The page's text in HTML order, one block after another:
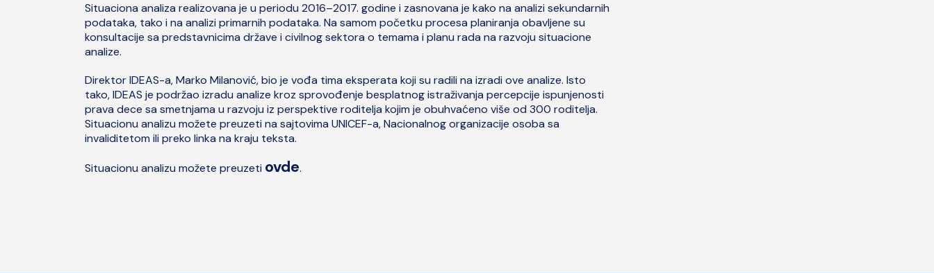
Situaciona analiza realizovana je u periodu 2016–2017. godine i zasnovana je kako na analizi sekundarnih
podataka, tako i na analizi primarnih podataka. Na samom početku procesa planiranja obavljene su
konsultacije sa predstavnicima države i civilnog sektora o temama i planu rada na razvoju situacione
analize.
Direktor IDEAS-a, Marko Milanović, bio je vođa tima eksperata koji su radili na izradi ove analize. Isto
tako, IDEAS je podržao izradu analize kroz sprovođenje besplatnog istraživanja percepcije ispunjenosti
prava dece sa smetnjama u razvoju iz perspektive roditelja kojim je obuhvaćeno više od 300 roditelja.
Situacionu analizu možete preuzeti na sajtovima UNICEF-a, Nacionalnog organizacije osoba sa
invaliditetom ili preko linka na kraju teksta.
Situacionu analizu možete preuzeti ovde.